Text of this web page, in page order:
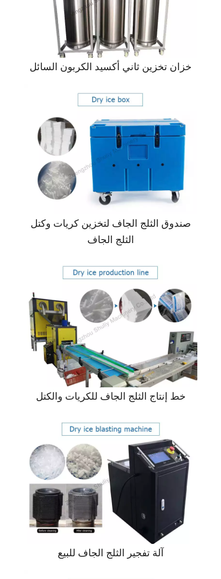
خزان تخزين ثاني أكسيد الكربون السائل
صندوق الثلج الجاف لتخزين كريات وكتل
الثلج الجاف
خط إنتاج الثلج الجاف للكريات والكتل
آلة تفجير الثلج الجاف للبيع